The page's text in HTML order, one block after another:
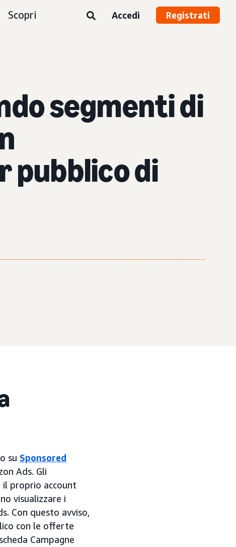
Scopri Accedi Registrati
segmenti di
pubblico di
su Sponsored
Ads. Gli
il proprio account
visualizzare i
Con questo avviso,
con le offerte
Campagne